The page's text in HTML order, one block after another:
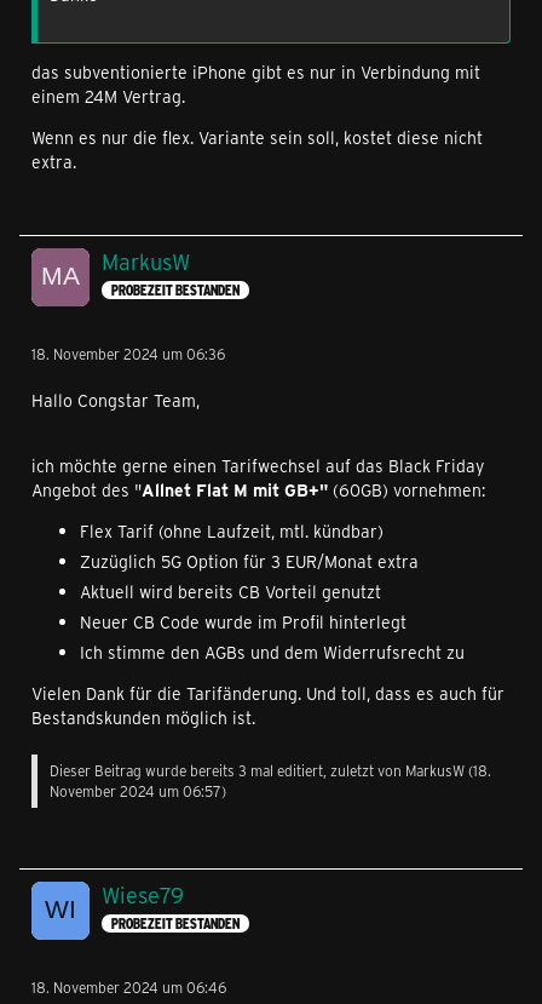
das subventionierte iPhone gibt es nur in Verbindung mit
einem 24M Vertrag.
Wenn es nur die flex. Variante sein soll, kostet diese nicht
extra.
MarkusW
PROBEZEIT BESTANDEN
18. November 2024 um 06:36
Hallo Congstar Team,
ich möchte gerne einen Tarifwechsel auf das Black Friday
Angebot des "Allnet Flat M mit GB+" (60GB) vornehmen:
Flex Tarif (ohne Laufzeit, mtl. kündbar)
Zuzüglich 5G Option für 3 EUR/Monat extra
Aktuell wird bereits CB Vorteil genutzt
Neuer CB Code wurde im Profil hinterlegt
Ich stimme den AGBs und dem Widerrufsrecht zu
Vielen Dank für die Tarifänderung. Und toll, dass es auch für
Bestandskunden möglich ist.
Dieser Beitrag wurde bereits 3 mal editiert, zuletzt von MarkusW(18.
November 2024 um 06:57)
Wiese79
PROBEZEIT BESTANDEN
18. November 2024 um 06:46